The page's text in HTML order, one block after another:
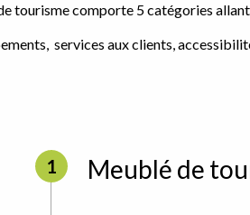
tourisme comporte 5 catégories
services aux clients,
1 Meublé de